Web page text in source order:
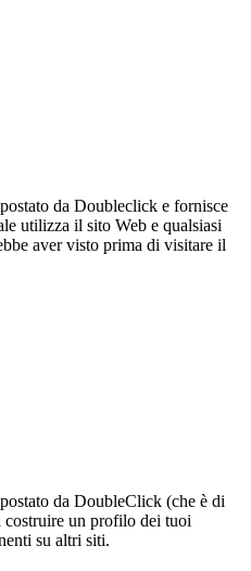
da Doubleclick e fornisce
utilizza il sito Web e qualsiasi
aver visto prima di visitare il
da DoubleClick (che è di
un profilo dei tuoi
su altri siti.